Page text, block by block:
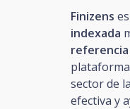
Finizens
indexada
referencia
sector de
efectiva y